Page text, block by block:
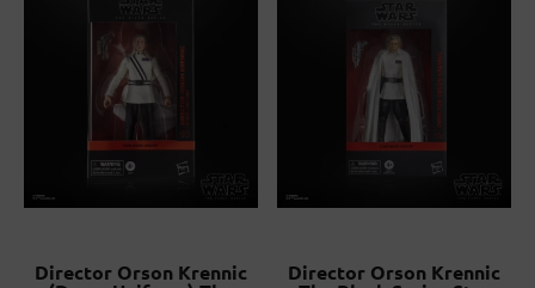
Director Orson Krennic
Director Orson Krennic